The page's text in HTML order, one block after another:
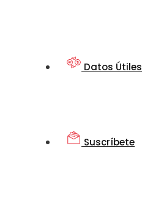
Datos Útiles
Suscríbete